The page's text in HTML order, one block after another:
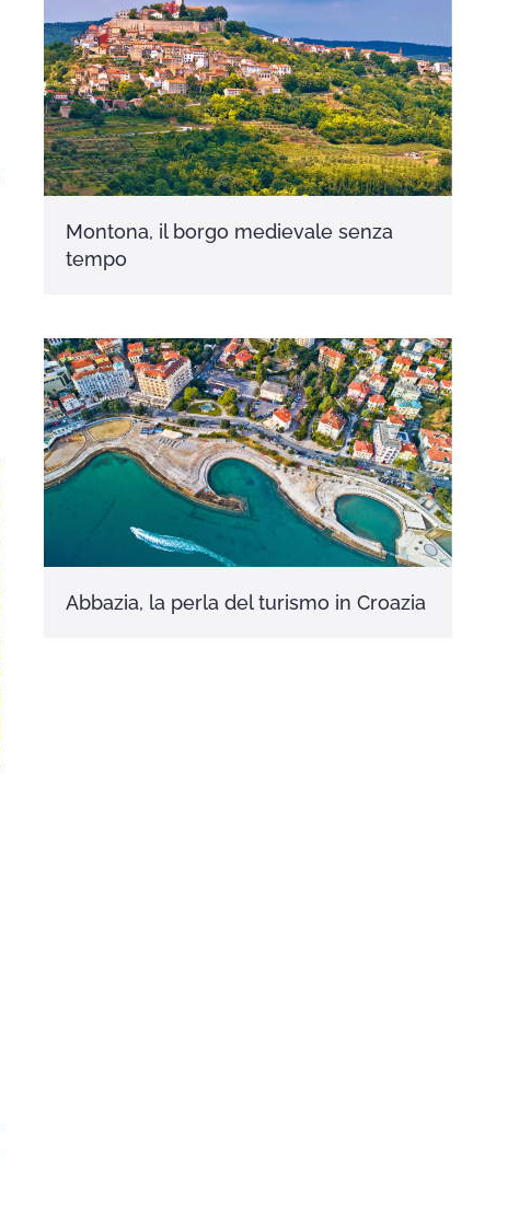
Montona, il borgo medievale senza
tempo
Abbazia, la perla del turismo in Croazia